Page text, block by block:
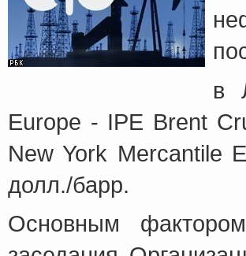
в
Europe - IPE Brent
New York Mercantile
долл./барр.
Основным